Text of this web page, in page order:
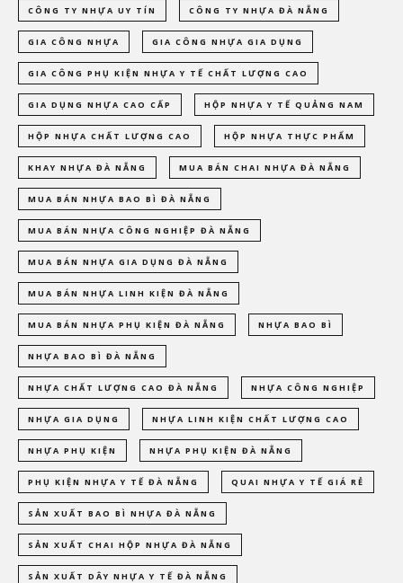
CÔNG TY NHỰA UY TÍN CÔNG TY NHỰA ĐÀ NẴNG
GIA CÔNG NHỰA GIA CÔNG NHỰA GIA DỤNG
GIA CÔNG PHỤ KIỆN NHỰA Y TẾ CHẤT LƯỢNG CAO
GIA DỤNG NHỰA CAO CẤP HỘP NHỰA Y TẾ QUẢNG NAM
HỘP NHỰA CHẤT LƯỢNG CAO HỘP NHỰA THỰC PHẨM
KHAY NHỰA ĐÀ NẴNG MUA BÁN CHAI NHỰA ĐÀ NẴNG
MUA BÁN NHỰA BAO BÌ ĐÀ NẴNG
MUA BÁN NHỰA CÔNG NGHIỆP ĐÀ NẴNG
MUA BÁN NHỰA GIA DỤNG ĐÀ NẴNG
MUA BÁN NHỰA LINH KIỆN ĐÀ NẴNG
MUA BÁN NHỰA PHỤ KIỆN ĐÀ NẴNG NHỰA BAO BÌ
NHỰA BAO BÌ ĐÀ NẴNG
NHỰA CHẤT LƯỢNG CAO ĐÀ NẴNG NHỰA CÔNG NGHIỆP
NHỰA GIA DỤNG NHỰA LINH KIỆN CHẤT LƯỢNG CAO
NHỰA PHỤ KIỆN NHỰA PHỤ KIỆN ĐÀ NẴNG
PHỤ KIỆN NHỰA Y TẾ ĐÀ NẴNG QUAI NHỰA Y TẾ GIÁ RẺ
SẢN XUẤT BAO BÌ NHỰA ĐÀ NẴNG
SẢN XUẤT CHAI HỘP NHỰA ĐÀ NẴNG
SẢN XUẤT DÂY NHỰA Y TẾ ĐÀ NẴNG